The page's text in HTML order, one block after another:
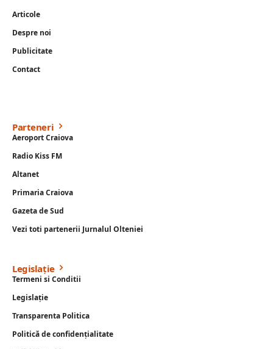
Articole
Despre noi
Publicitate
Contact
Parteneri
Aeroport Craiova
Radio Kiss FM
Altanet
Primaria Craiova
Gazeta de Sud
Vezi toti partenerii Jurnalul Olteniei
Legislație
Termeni si Conditii
Legislație
Transparenta Politica
Politică de confidențialitate